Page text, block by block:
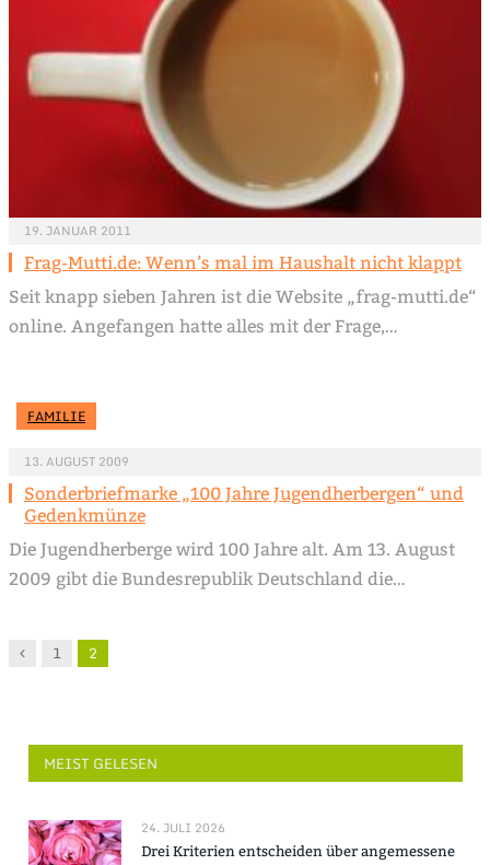
19. JANUAR 2011
Frag-Mutti.de: Wenn’s mal im Haushalt nicht klappt
Seit knapp sieben Jahren ist die Website „frag-mutti.de“
online. Angefangen hatte alles mit der Frage,…
FAMILIE
13. AUGUST 2009
Sonderbriefmarke „100 Jahre Jugendherbergen“ und
Gedenkmünze
Die Jugendherberge wird 100 Jahre alt. Am 13. August
2009 gibt die Bundesrepublik Deutschland die…
Vorgänger
1 2
MEIST GELESEN
24. JULI 2026
Drei Kriterien entscheiden über angemessene